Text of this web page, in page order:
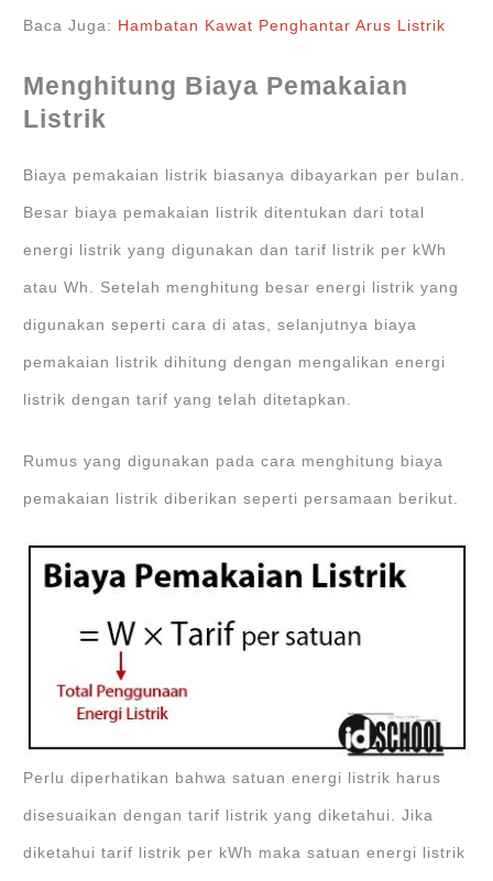
Baca Juga: Hambatan Kawat Penghantar Arus Listrik
Menghitung Biaya Pemakaian
Listrik
Biaya pemakaian listrik biasanya dibayarkan per bulan.
Besar biaya pemakaian listrik ditentukan dari total
energi listrik yang digunakan dan tarif listrik per kWh
atau Wh. Setelah menghitung besar energi listrik yang
digunakan seperti cara di atas, selanjutnya biaya
pemakaian listrik dihitung dengan mengalikan energi
listrik dengan tarif yang telah ditetapkan.
Rumus yang digunakan pada cara menghitung biaya
pemakaian listrik diberikan seperti persamaan berikut.
Perlu diperhatikan bahwa satuan energi listrik harus
disesuaikan dengan tarif listrik yang diketahui. Jika
diketahui tarif listrik per kWh maka satuan energi listrik